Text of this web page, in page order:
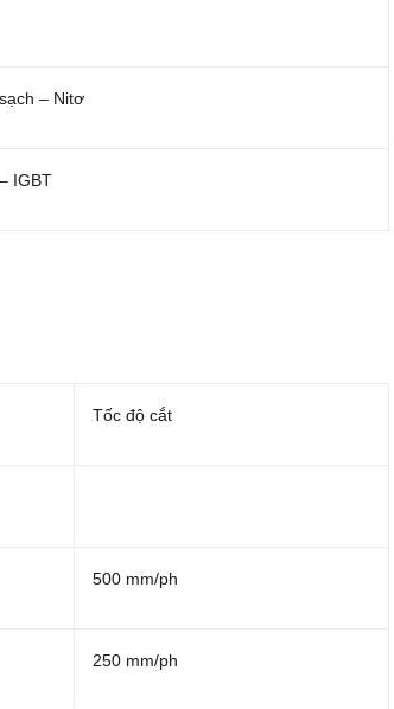
– Nitơ
IGBT
Tốc độ cắt
500 mm/ph
250 mm/ph